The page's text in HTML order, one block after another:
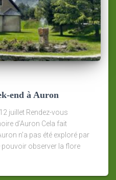
end à Auron
juillet Rendez-vous
d’Auron Cela fait
n’a pas été exploré par
pouvoir observer la flore